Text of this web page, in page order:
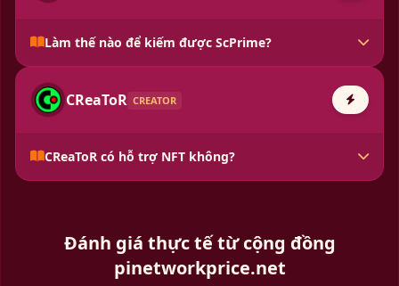
Làm thế nào để kiếm được ScPrime?
CReaToR CREATOR
CReaToR có hỗ trợ NFT không?
Đánh giá thực tế từ cộng đồng
pinetworkprice.net